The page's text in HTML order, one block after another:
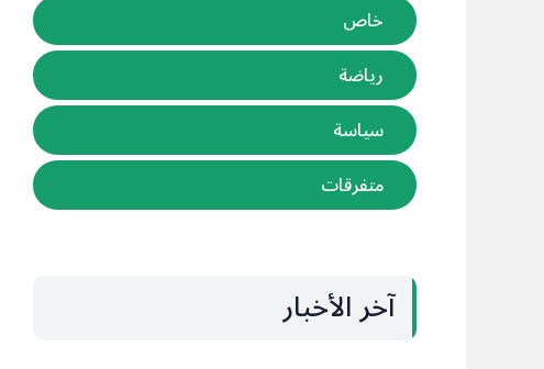
خاص
رياضة
سياسة
متفرقات
آخر الأخبار